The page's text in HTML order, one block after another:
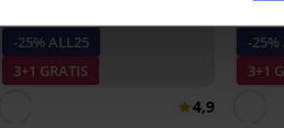
-25% ALL25
3+1 GRATIS
4,9
-
3+1